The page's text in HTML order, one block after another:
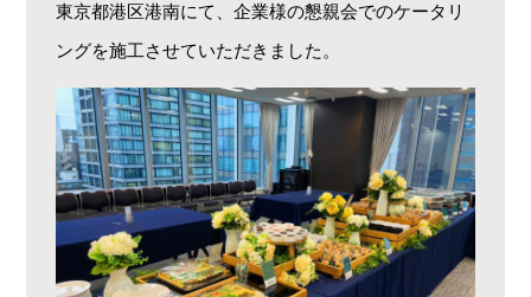
東京都港区港南にて、企業様の懇親会でのケータリ
ングを施工させていただきました。